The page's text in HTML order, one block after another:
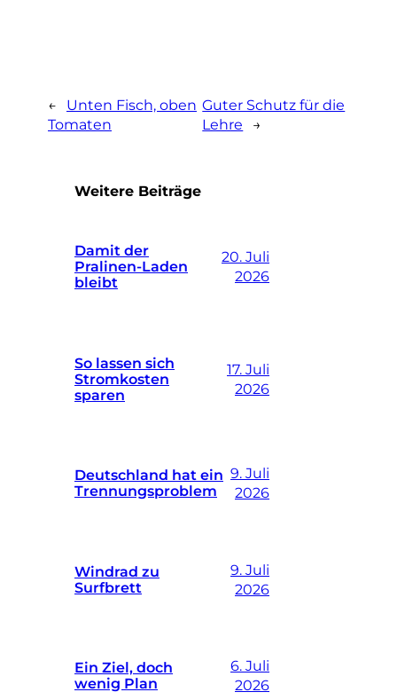
←
Unten Fisch, oben
Tomaten
Guter Schutz für die
Lehre
→
Weitere Beiträge
Damit der
Pralinen-Laden
bleibt
20. Juli
2026
So lassen sich
Stromkosten
sparen
17. Juli
2026
Deutschland hat ein
Trennungsproblem
9. Juli
2026
Windrad zu
Surfbrett
9. Juli
2026
Ein Ziel, doch
wenig Plan
6. Juli
2026